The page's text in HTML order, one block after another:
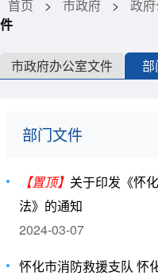
首页 > 市政府 > 政
件
市政府办公室文件 部
部门文件
【置顶】 关于印发《怀
法》的通知
2024-03-07
怀化市消防救援支队 怀